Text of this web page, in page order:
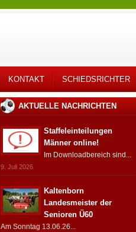
KONTAKT SCHIEDSRICHTER
AKTUELLE NACHRICHTEN
Staffeleinteilungen
Männer online!
Im Downloadbereich sind...
9. Juli 2026
Kaltenborn
Landesmeister der
Senioren Ü60
Am Sonntag 13.06.26...